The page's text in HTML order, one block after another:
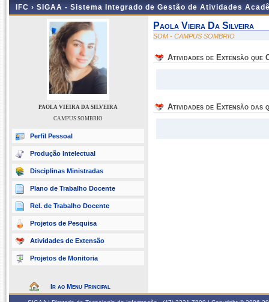
IFC › SIGAA - Sistema Integrado de Gestão de Atividades
PAOLA VIEIRA DA SILVEIRA
CAMPUS SOMBRIO
Perfil Pessoal
Produção Intelectual
Disciplinas Ministradas
Plano de Trabalho Docente
Rel. de Trabalho Docente
Projetos de Pesquisa
Atividades de Extensão
Projetos de Monitoria
Ir ao Menu Principal
Paola Vieira Da Silveira
SOM - CAMPUS SOMBRIO
Atividades de Extensão que
Atividades de Extensão das